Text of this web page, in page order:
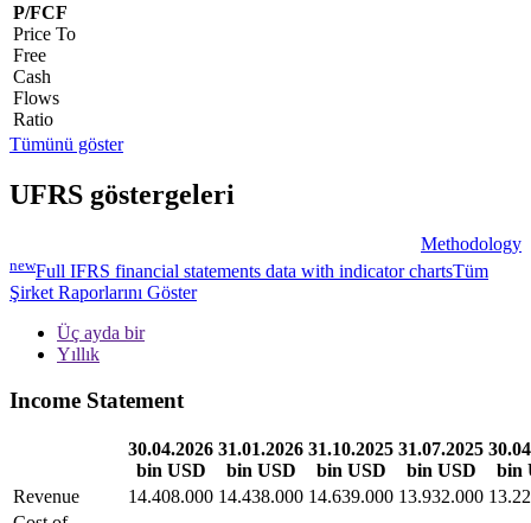
P/FCF
Price To
Free
Cash
Flows
Ratio
Tümünü göster
UFRS göstergeleri
Methodology
newFull IFRS financial statements data with indicator chartsTüm
Şirket Raporlarını Göster
Üç ayda bir
Yıllık
Income Statement
30.04.2026
bin USD
31.01.2026
bin USD
31.10.2025
bin USD
31.07.2025
bin USD
bin
Revenue
14.408.000 14.438.000 14.639.000 13.932.000